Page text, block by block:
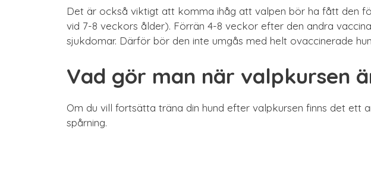
Det är också viktigt att komma ihåg att valpen bör ha fått den
vid 7-8 veckors ålder). Förrän 4-8 veckor efter den andra
sjukdomar. Därför bör den inte umgås med helt ovaccinerade
Vad gör man när valpkursen
Om du vill fortsätta träna din hund efter valpkursen finns det ett
spårning.